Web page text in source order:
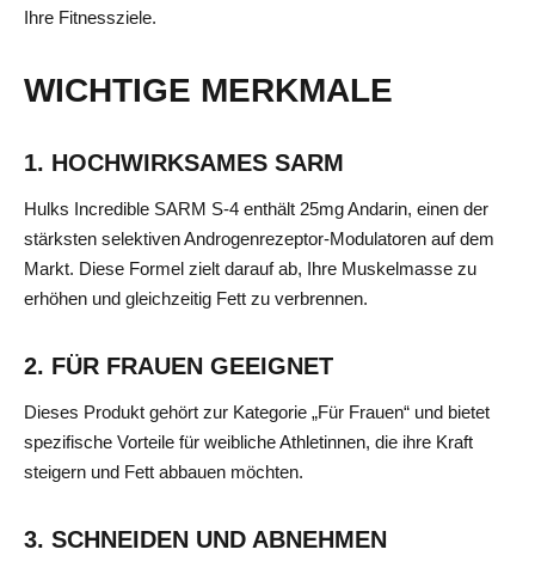
Ihre Fitnessziele.
WICHTIGE MERKMALE
1. HOCHWIRKSAMES SARM
Hulks Incredible SARM S-4 enthält 25mg Andarin, einen der
stärksten selektiven Androgenrezeptor-Modulatoren auf dem
Markt. Diese Formel zielt darauf ab, Ihre Muskelmasse zu
erhöhen und gleichzeitig Fett zu verbrennen.
2. FÜR FRAUEN GEEIGNET
Dieses Produkt gehört zur Kategorie „Für Frauen“ und bietet
spezifische Vorteile für weibliche Athletinnen, die ihre Kraft
steigern und Fett abbauen möchten.
3. SCHNEIDEN UND ABNEHMEN